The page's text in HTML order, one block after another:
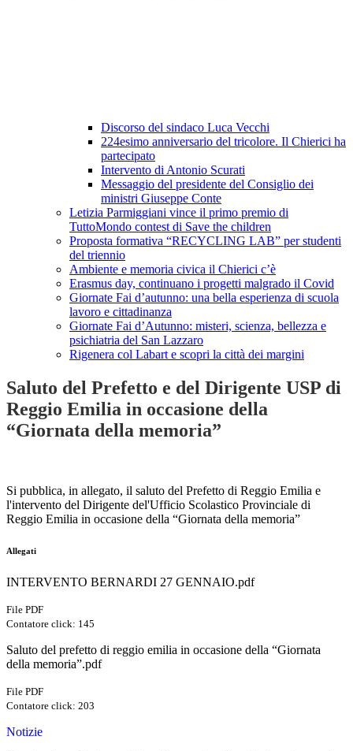
Discorso del sindaco Luca Vecchi
224esimo anniversario del tricolore. Il Chierici ha
partecipato
Intervento di Antonio Scurati
Messaggio del presidente del Consiglio dei
ministri Giuseppe Conte
Letizia Parmiggiani vince il primo premio di
TuttoMondo contest di Save the children
Proposta formativa “RECYCLING LAB” per studenti
del triennio
Ambiente e memoria civica il Chierici c’è
Erasmus day, continuano i progetti malgrado il Covid
Giornate Fai d’autunno: una bella esperienza di scuola
lavoro e cittadinanza
Giornate Fai d’Autunno: misteri, scienza, bellezza e
psichiatria del San Lazzaro
Rigenera col Labart e scopri la città dei margini
Saluto del Prefetto e del Dirigente USP di
Reggio Emilia in occasione della
“Giornata della memoria”
Si pubblica, in allegato, il saluto del Prefetto di Reggio Emilia e
l'intervento del Dirigente del'Ufficio Scolastico Provinciale di
Reggio Emilia in occasione della “Giornata della memoria”
Allegati
INTERVENTO BERNARDI 27 GENNAIO.pdf
File PDF
Contatore click: 145
Saluto del prefetto di reggio emilia in occasione della “Giornata
della memoria”.pdf
File PDF
Contatore click: 203
Notizie